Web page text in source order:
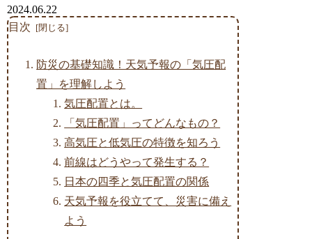
2024.06.22
目次
防災の基礎知識！天気予報の「気圧配
置」を理解しよう
気圧配置とは。
「気圧配置」ってどんなもの？
高気圧と低気圧の特徴を知ろう
前線はどうやって発生する？
日本の四季と気圧配置の関係
天気予報を役立てて、災害に備え
よう